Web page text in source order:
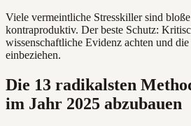
Viele vermeintliche Stresskiller sind
kontraproduktiv. Der beste Schutz:
wissenschaftliche Evidenz achten und
einbeziehen.
Die 13 radikalsten
im Jahr 2025 abzubauen